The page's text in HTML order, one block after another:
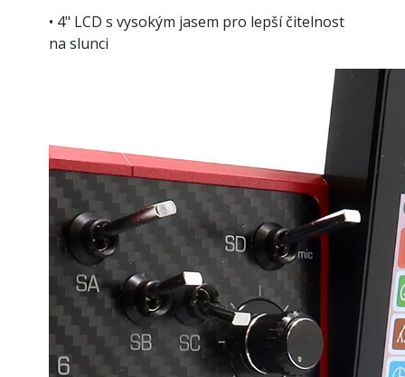
• 4" LCD s vysokým jasem pro lepší čitelnost
na slunci